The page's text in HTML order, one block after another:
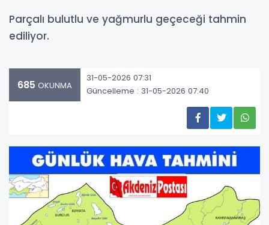
Parçalı bulutlu ve yağmurlu geçeceği tahmin
ediliyor.
685 OKUNMA
31-05-2026 07:31
Güncelleme : 31-05-2026 07:40